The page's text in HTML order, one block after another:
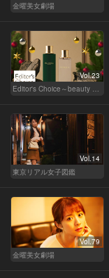
金曜美女劇場
Vol.23
Editor's Choice～beauty & wellness～
Vol.14
東京リアル女子図鑑
Vol.79
金曜美女劇場